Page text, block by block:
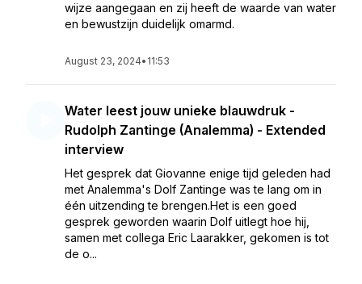
wijze aangegaan en zij heeft de waarde van water
en bewustzijn duidelijk omarmd.
August 23, 2024• 11:53
Water leest jouw unieke blauwdruk -
Rudolph Zantinge (Analemma) - Extended
interview
Het gesprek dat Giovanne enige tijd geleden had
met Analemma's Dolf Zantinge was te lang om in
één uitzending te brengen.Het is een goed
gesprek geworden waarin Dolf uitlegt hoe hij,
samen met collega Eric Laarakker, gekomen is tot
de o...